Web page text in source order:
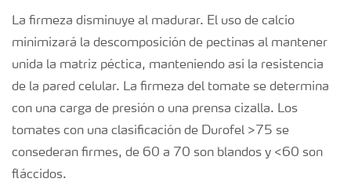
La firmeza disminuye al madurar. El uso de calcio
minimizará la descomposición de pectinas al mantener
unida la matriz péctica, manteniendo así la resistencia
de la pared celular. La firmeza del tomate se determina
con una carga de presión o una prensa cizalla. Los
tomates con una clasificación de Durofel >75 se
consederan firmes, de 60 a 70 son blandos y <60 son
fláccidos.